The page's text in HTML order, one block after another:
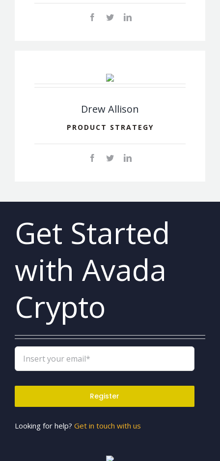
Drew Allison
PRODUCT STRATEGY
Get Started
with Avada
Crypto
Register
Looking for help? Get in touch with us